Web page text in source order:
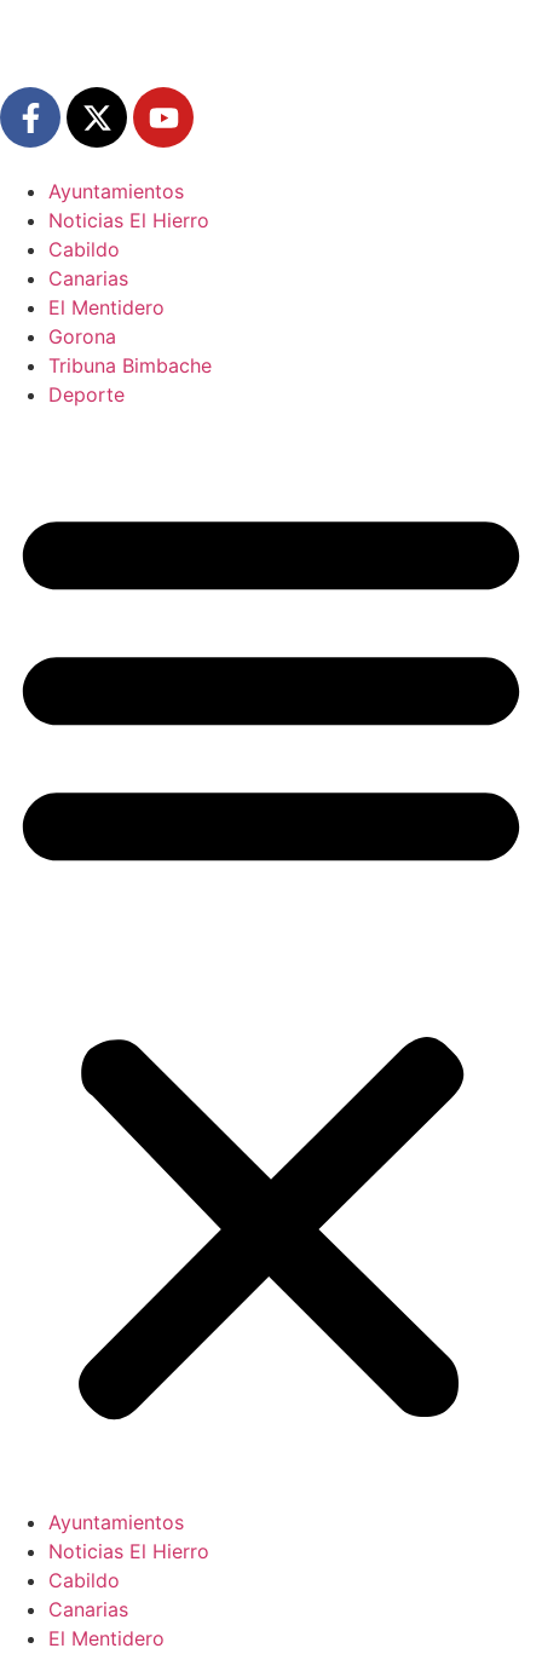
Ayuntamientos
Noticias El Hierro
Cabildo
Canarias
El Mentidero
Gorona
Tribuna Bimbache
Deporte
Ayuntamientos
Noticias El Hierro
Cabildo
Canarias
El Mentidero